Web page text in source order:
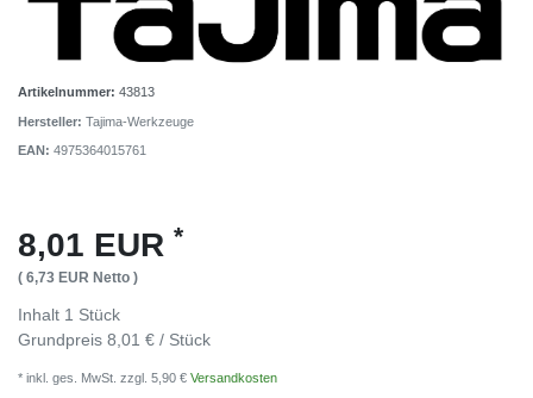
Artikelnummer: 43813
Hersteller: Tajima-Werkzeuge
EAN: 4975364015761
8,01 EUR *
( 6,73 EUR Netto )
Inhalt 1 Stück
Grundpreis 8,01 € / Stück
* inkl. ges. MwSt. zzgl. 5,90 € Versandkosten